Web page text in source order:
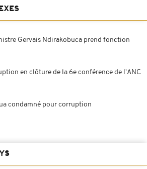
Gervais Ndirakobuca prend fonction
en clôture de la 6e conférence de l'ANC
condamné pour corruption